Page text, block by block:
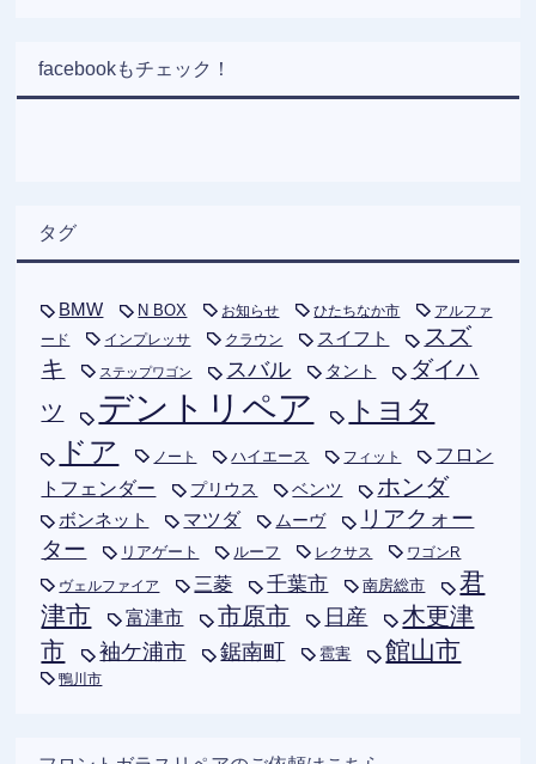
facebookもチェック！
タグ
BMW N BOX お知らせ ひたちなか市
アルファ
ード
インプレッサ クラウン スイフト
スズ
キ
ステップワゴン スバル タント
ダイハ
ツ
デントリペア
トヨタ
ドア
ノート ハイエース フィット
フロン
トフェンダー
プリウス ベンツ ホンダ
ボンネット マツダ ムーヴ
リアクォー
ター
リアゲート ルーフ レクサス ワゴンR
ヴェルファイア 三菱 千葉市 南房総市
君
津市
富津市 市原市 日産
木更津
市
袖ケ浦市 鋸南町 雹害 館山市
鴨川市